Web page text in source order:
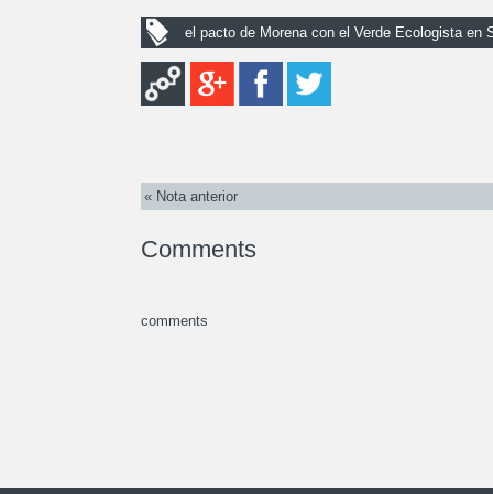
el pacto de Morena con el Verde Ecologista en
« Nota anterior
Comments
comments